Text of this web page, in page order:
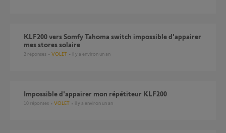
KLF200 vers Somfy Tahoma switch impossible d'appairer
mes stores solaire
2 réponses VOLET il y a environ un an
Impossible d'appairer mon répétiteur KLF200
10 réponses VOLET il y a environ un an